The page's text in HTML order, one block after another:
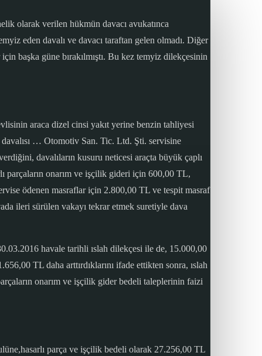
olarak verilen hükmün davacı avukatınca
eden davalı ve davacı taraftan gelen olmadı. Diğer
başka güne bırakılmıştı. Bu kez temyiz dilekçesinin
araca dizel cinsi yakıt yerine benzin tahliyesi
davalısı … Otomotiv San. Tic. Ltd. Şti. servisine
davalıların kusuru neticesi araçta büyük çaplı
parçaların onarım ve işçilik gideri için 600,00 TL,
ödenen masraflar için 2.800,00 TL ve tespit masraf
ileri sürülen vakayı tekrar etmek suretiyle dava
havale tarihli ıslah dilekçesi ile de, 15.000,00
TL daha arttırdıklarını ifade ettikten sonra, ıslah
onarım ve işçilik gider bedeli taleplerinin faizi
parça ve işçilik bedeli olarak 27.256,00 TL